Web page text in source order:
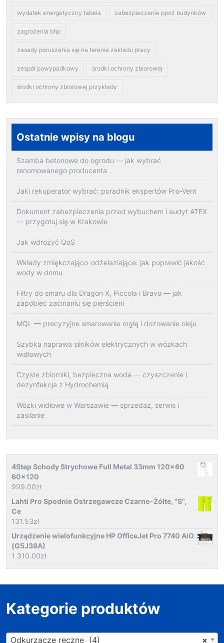
wydatek energetyczny tabela zabezpieczenie ppoż budynków
zagrożenia bhp
zasady poruszania się na terenie zakładu pracy
zespół powypadkowy środki ochrony zbiorowej
środki ochrony zbiorowej przykłady
Ostatnie wpisy na blogu
Szamba betonowe do ogrodu — jak wybrać
renomowanego producenta
Jaki rekuperator wybrać: poradnik ekspertów Pro-Vent
Dokument zabezpieczenia przed wybuchem i audyt ATEX
— przygotuj się w Krakowie
Jak wdrożyć QoS
Wkłady zmiękczająco-odżelaziające: jak poprawić jakość
wody w domu
Filtry do smaru dla Dragon X, Piccola i Bravo — jak
zapobiec zacinaniu się pierścieni
MQL — precyzyjne smarowanie mgłą i dozowanie oleju
Szybka naprawa silników elektrycznych w wózkach
widłowych
Czyste zbiorniki, bezpieczna woda — czyszczenie i
dezynfekcja z Hydrochemią
Wózki widłowe w Warszawie — sprzedaż, serwis i
zasilanie
4Step Schody Strychowe Full Metal 33mm 120x60
60x120
999.00zł
Lahti Pro Spodnie Ostrzegawcze Czarno-Żółte, "S",
Ce
131.53zł
Urządzenie wielofunkcyjne HP OfficeJet Pro 7740 AiO
(G5J38A)
1 310.00zł
Kategorie produktów
×
Odkurzacze ręczne (4)